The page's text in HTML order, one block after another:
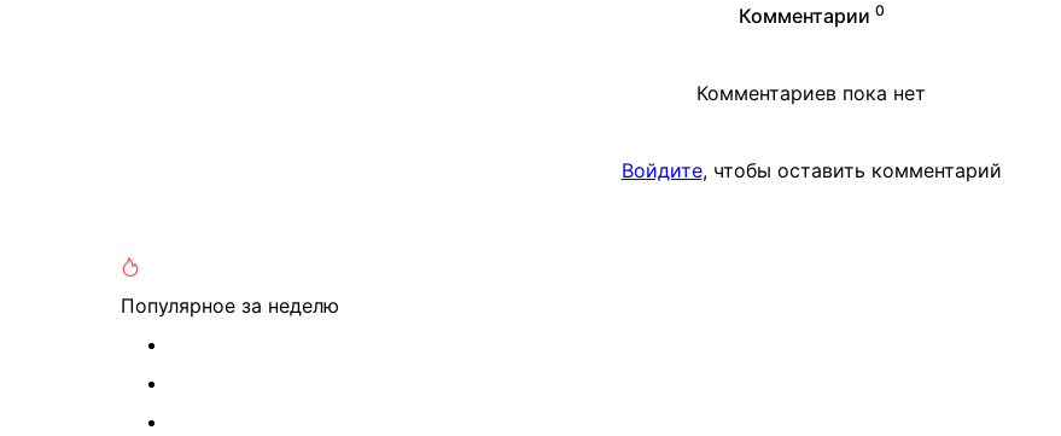
Комментарии 0
Комментариев пока нет
Войдите, чтобы оставить комментарий
Популярное за неделю